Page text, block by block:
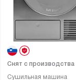
Сушильная машина
Снят с производства